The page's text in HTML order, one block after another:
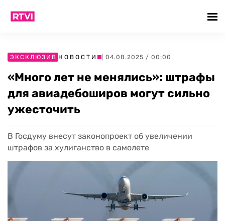
ЭКСКЛЮЗИВ НОВОСТИ | 04.08.2025 / 00:00
«Много лет не менялись»: штрафы
для авиадебоширов могут сильно
ужесточить
В Госдуму внесут законопроект об увеличении
штрафов за хулиганство в самолете